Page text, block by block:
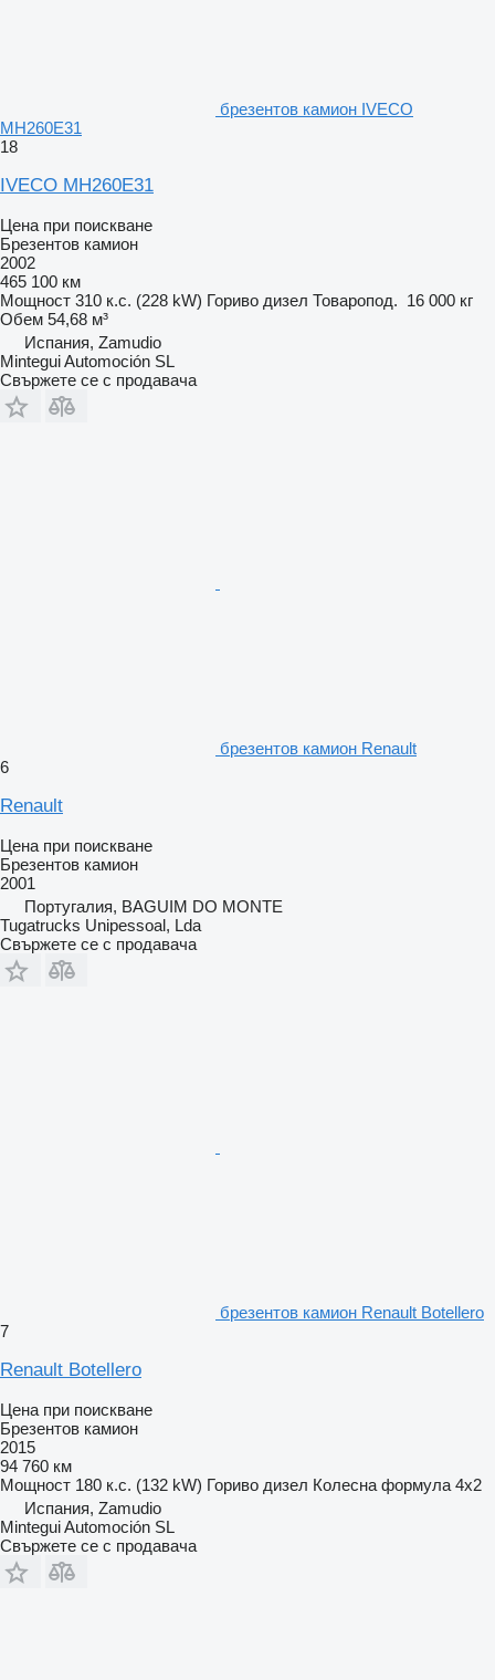
брезентов камион IVECO
MH260E31
18
IVECO MH260E31
Цена при поискване
Брезентов камион
2002
465 100 км
Мощност 310 к.с. (228 kW) Гориво дизел Товаропод. 16 000 кг
Обем 54,68 м³
Испания, Zamudio
Mintegui Automoción SL
Свържете се с продавача
брезентов камион Renault
6
Renault
Цена при поискване
Брезентов камион
2001
Португалия, BAGUIM DO MONTE
Tugatrucks Unipessoal, Lda
Свържете се с продавача
брезентов камион Renault Botellero
7
Renault Botellero
Цена при поискване
Брезентов камион
2015
94 760 км
Мощност 180 к.с. (132 kW) Гориво дизел Колесна формула 4x2
Испания, Zamudio
Mintegui Automoción SL
Свържете се с продавача